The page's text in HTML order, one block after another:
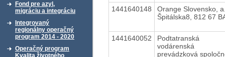
Fond pre azyl,
migráciu a integráciu
Integrovaný
regionálny operačný
program 2014 - 2020
Operačný program
Kvalita životného
1441640148
Orange Slovensko,
Špitálska8, 812 67
1441640052
Podtatranská
vodárenská
prevádzková